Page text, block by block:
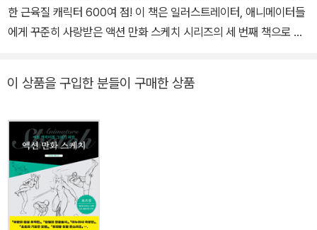
한 근육질 캐릭터 600여 점! 이 책은 일러스트레이터, 애니메이터들
에게 꾸준히 사랑받은 액션 만화 스케치 시리즈의 세 번째 책으로 최
둔 러프 스케치집이다. 이 책에 수록된 스케치 도판을 모사, 크로키 연
의 그림에 적용하며 실력을 향상할 수 있다. 이 책에는 기본 체형부터
근육질 캐릭터의 움직임을 파악할 수 있는 동작 600여 점이 수록되
어 있다. 자연스러운 기본 포즈는 물론 달리기, 구기 종목, 무술을 다
룬 운동 포즈와 맨손 격투, 무기를 든 격투, 히어로 액션 포즈, 그리고
신체 부위별 그리는 방법을 보여 주는 스케치가 담겨 있다. 연속적인
이 상품을 구입한 분들이 구매한 상품